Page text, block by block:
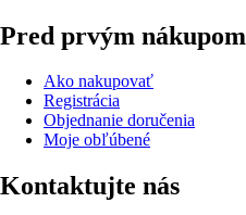
Pred prvým nákupom
Ako nakupovať
Registrácia
Objednanie doručenia
Moje obľúbené
Kontaktujte nás